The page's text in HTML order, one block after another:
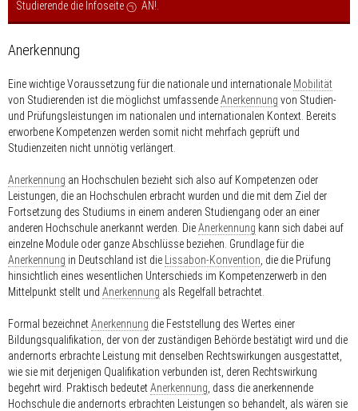
Studierende die Infoseite
AN!
Anerkennung
Eine wichtige Voraussetzung für die nationale und internationale Mobilität
von Studierenden ist die möglichst umfassendeAnerkennung von Studien-
und Prüfungsleistungen im nationalen und internationalen Kontext. Bereits
erworbene Kompetenzen werden somit nicht mehrfach geprüft und
Studienzeiten nicht unnötig verlängert.
Anerkennung an Hochschulen bezieht sich also auf Kompetenzen oder
Leistungen, die an Hochschulen erbracht wurden und die mit dem Ziel der
Fortsetzung des Studiums in einem anderen Studiengang oder an einer
anderen Hochschule anerkannt werden. DieAnerkennung kann sich dabei auf
einzelne Module oder ganze Abschlüsse beziehen. Grundlage für die
Anerkennung in Deutschland ist die Lissabon-Konvention , die die Prüfung
hinsichtlich eines wesentlichen Unterschieds im Kompetenzerwerb in den
Mittelpunkt stellt und Anerkennung als Regelfall betrachtet.
Formal bezeichnetAnerkennung die Feststellung des Wertes einer
Bildungsqualifikation, der von der zuständigen Behörde bestätigt wird und die
andernorts erbrachte Leistung mit denselben Rechtswirkungen ausgestattet,
wie sie mit derjenigen Qualifikation verbunden ist, deren Rechtswirkung
begehrt wird. Praktisch bedeutetAnerkennung , dass die anerkennende
Hochschule die andernorts erbrachten Leistungen so behandelt, als wären sie